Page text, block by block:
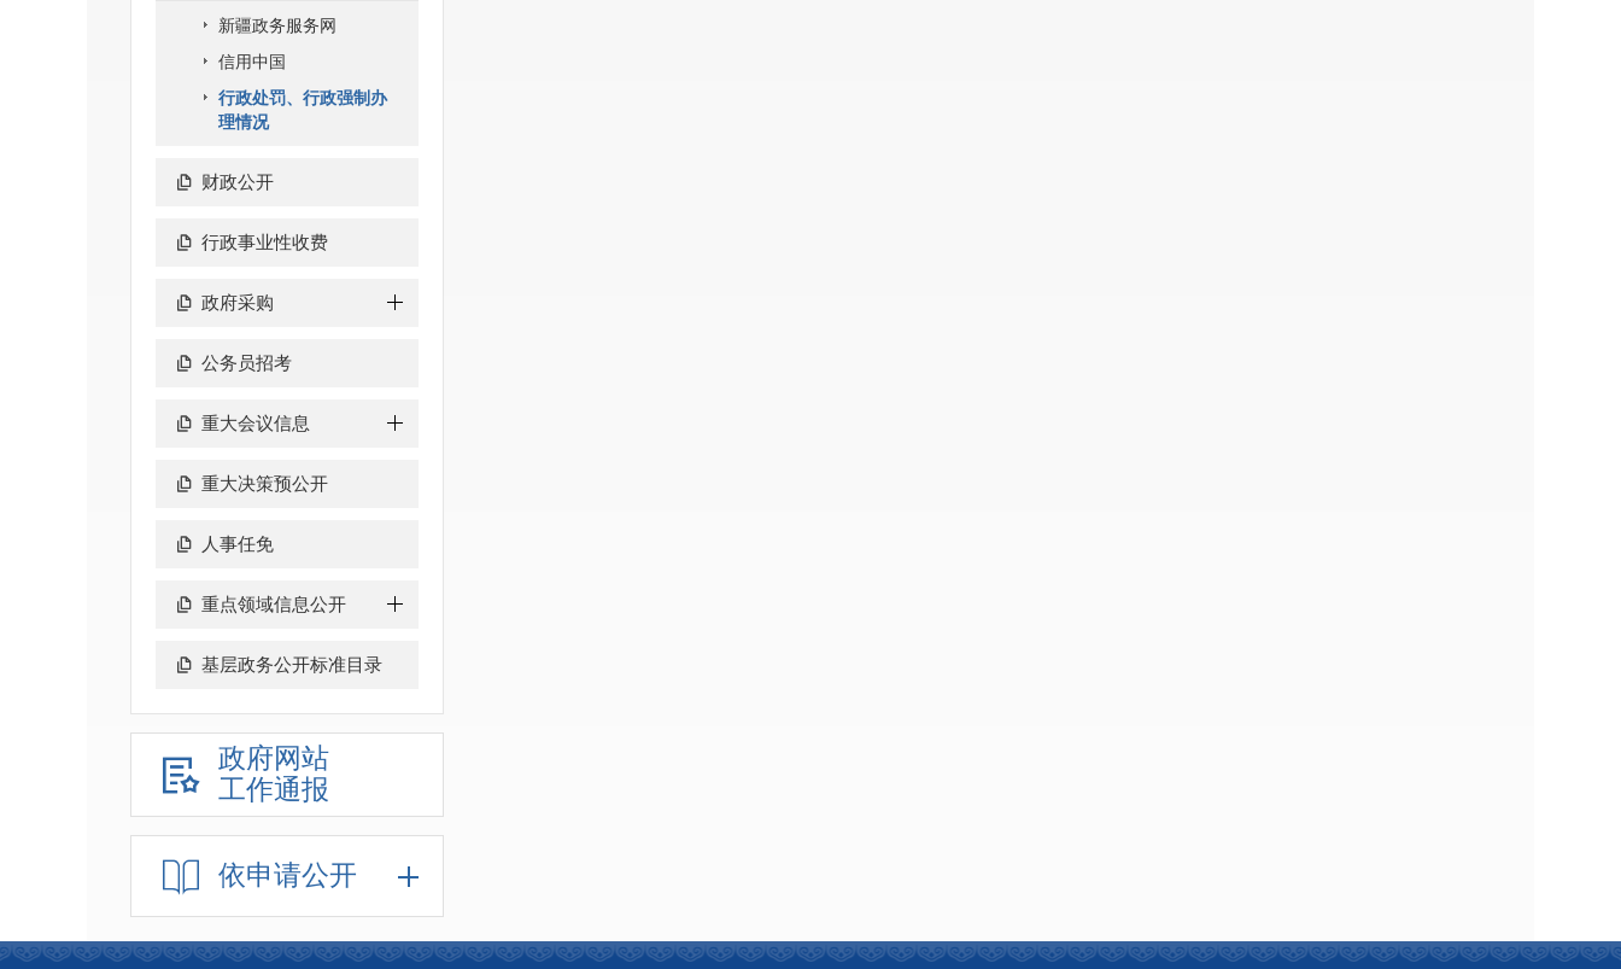
新疆政务服务网
信用中国
行政处罚、行政强制办
理情况
财政公开
行政事业性收费
政府采购
公务员招考
重大会议信息
重大决策预公开
人事任免
重点领域信息公开
基层政务公开标准目录
政府网站
工作通报
依申请公开